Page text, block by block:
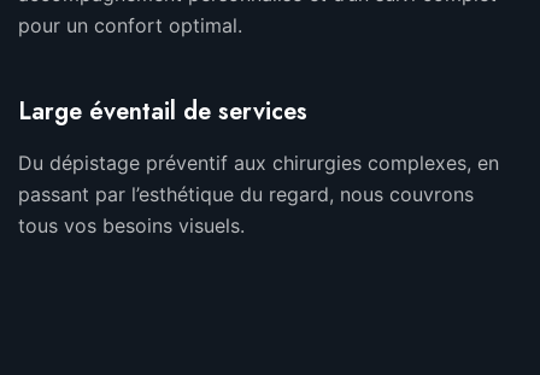
pour un confort optimal.
Large éventail de services
Du dépistage préventif aux chirurgies complexes, en
passant par l’esthétique du regard, nous couvrons
tous vos besoins visuels.